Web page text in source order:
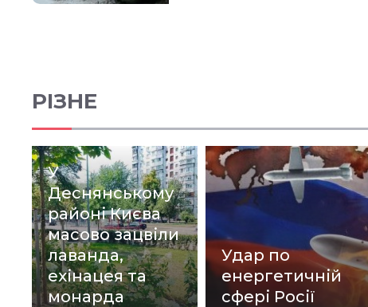
РІЗНЕ
У
Деснянському
районі Києва
масово зацвіли
лаванда,
ехінацея та
монарда
Удар по
енергетичній
сфері Росії